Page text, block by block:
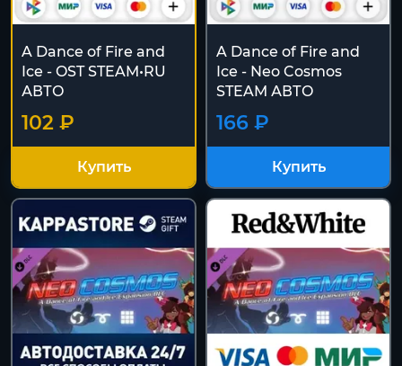
A Dance of Fire and
Ice - OST STEAM•RU
АВТО
102 ₽
Купить
A Dance of Fire and
Ice - Neo Cosmos
STEAM АВТО
166 ₽
Купить